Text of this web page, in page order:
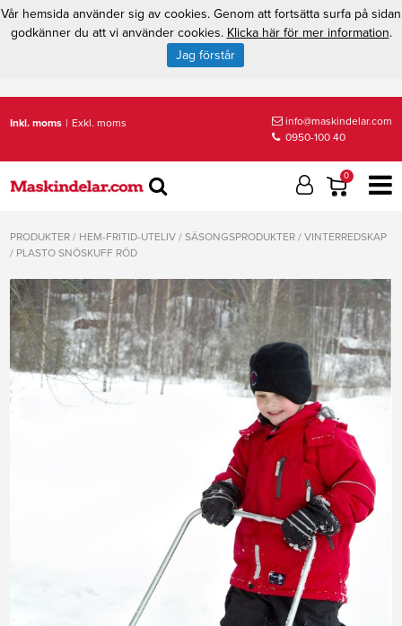
Inkl. moms | Exkl. moms
info@maskindelar.com
0950-100 40
0
PRODUKTER / HEM-FRITID-UTELIV /SÄSONGSPRODUKTER /VINTERREDSKAP
/ PLASTO SNÖSKUFF RÖD
Vår hemsida använder sig av cookies. Genom att fortsätta surfa på sidan
godkänner du att vi använder cookies. Klicka här för mer information.
Jag förstår